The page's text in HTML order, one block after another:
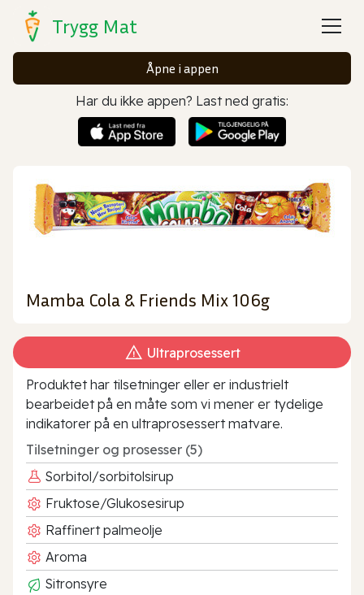
Trygg Mat
Åpne i appen
Har du ikke appen? Last ned gratis:
Mamba Cola & Friends Mix 106g
Ultraprosessert
Produktet har tilsetninger eller er industrielt
bearbeidet på en måte som vi mener er tydelige
indikatorer på en ultraprosessert matvare.
Tilsetninger og prosesser (5)
Sorbitol/sorbitolsirup
Fruktose/Glukosesirup
Raffinert palmeolje
Aroma
Sitronsyre